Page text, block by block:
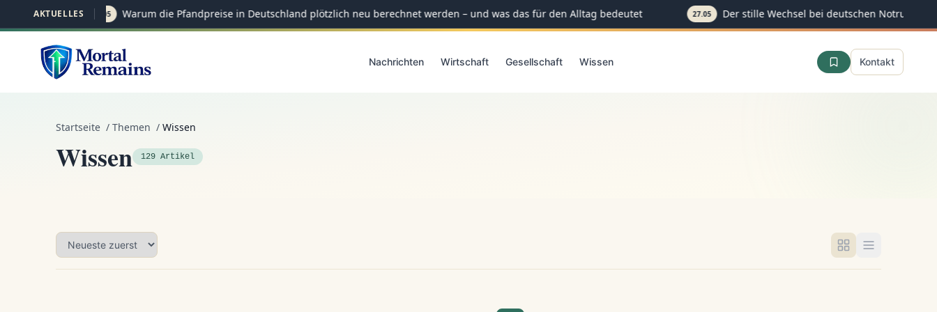
AKTUELLES 27.05 Warum die Pfandpreise in Deutschland plötzlich neu berechnet werden – und was das für den Alltag bedeutet 27.05 Der stille Wechsel bei deutschen
Nachrichten Wirtschaft Gesellschaft Wissen Kontakt
Startseite / Themen / Wissen
Wissen 129 Artikel